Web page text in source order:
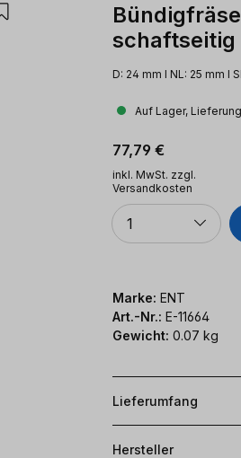
schaftseitig
D: 24 mm l NL: 25 mm l
Auf Lager,
Regulärer Preis:
77,79 €
inkl. MwSt. zzgl.
Versandkosten
Anzahl
1
Marke: ENT
Art.-Nr.: E-11664
Gewicht: 0.07 kg
Lieferumfang
Hersteller